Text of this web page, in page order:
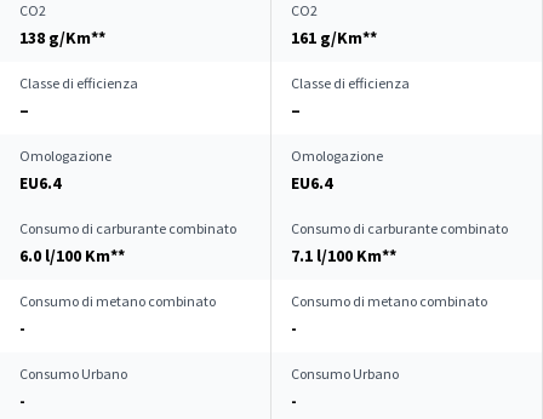
CO2
138 g/Km**
CO2
161 g/Km**
Classe di efficienza
–
Classe di efficienza
–
Omologazione
EU6.4
Omologazione
EU6.4
Consumo di carburante combinato
6.0 l/100 Km**
Consumo di carburante combinato
7.1 l/100 Km**
Consumo di metano combinato
-
Consumo di metano combinato
-
Consumo Urbano
-
Consumo Urbano
-